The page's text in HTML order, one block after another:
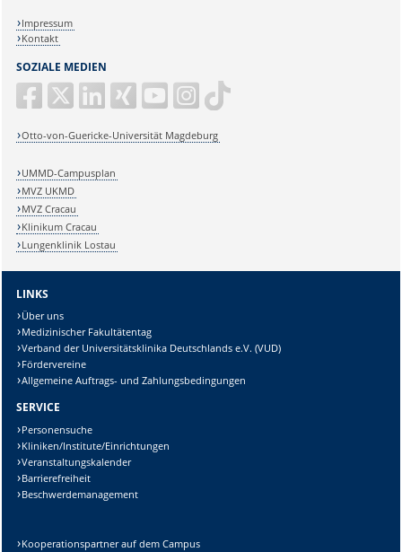
SOZIALE MEDIEN
Otto-von-Guericke-Universität Magdeburg
Impressum
Kontakt
UMMD-Campusplan
MVZ UKMD
MVZ Cracau
Klinikum Cracau
Lungenklinik Lostau
LINKS
Über uns
Medizinischer Fakultätentag
Verband der Universitätsklinika Deutschlands e.V. (VUD)
Fördervereine
Allgemeine Auftrags- und Zahlungsbedingungen
SERVICE
Personensuche
Kliniken/Institute/Einrichtungen
Veranstaltungskalender
Barrierefreiheit
Beschwerdemanagement
Kooperationspartner auf dem Campus